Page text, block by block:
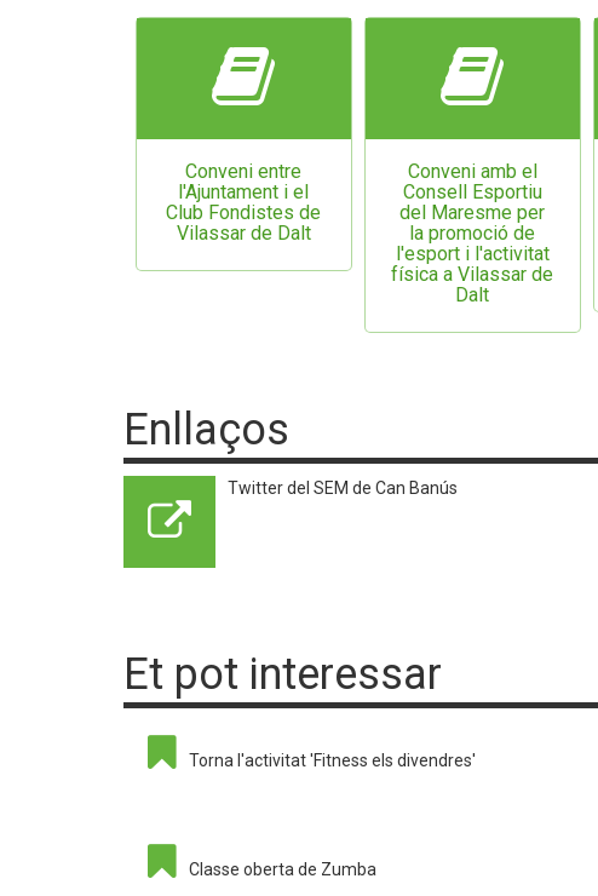
Conveni entre
l'Ajuntament i el
Club Fondistes de
Vilassar de Dalt
Conveni amb el
Consell Esportiu
del Maresme per
la promoció de
l'esport i l'activitat
física a Vilassar de
Dalt
Enllaços
Twitter del SEM de Can Banús
Et pot interessar
Torna l'activitat 'Fitness els divendres'
Classe oberta de Zumba